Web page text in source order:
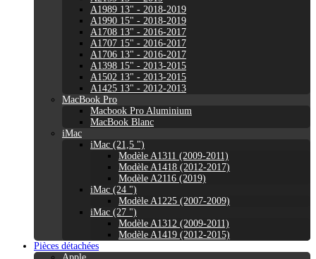
A1989 13" - 2018-2019
A1990 15" - 2018-2019
A1708 13" - 2016-2017
A1707 15" - 2016-2017
A1706 13" - 2016-2017
A1398 15" - 2013-2015
A1502 13" - 2013-2015
A1425 13" - 2012-2013
MacBook Pro
Macbook Pro Aluminium
MacBook Blanc
iMac
iMac (21,5 ")
Modèle A1311 (2009-2011)
Modèle A1418 (2012-2017)
Modèle A2116 (2019)
iMac (24 ")
Modèle A1225 (2007-2009)
iMac (27 ")
Modèle A1312 (2009-2011)
Modèle A1419 (2012-2015)
Pièces détachées